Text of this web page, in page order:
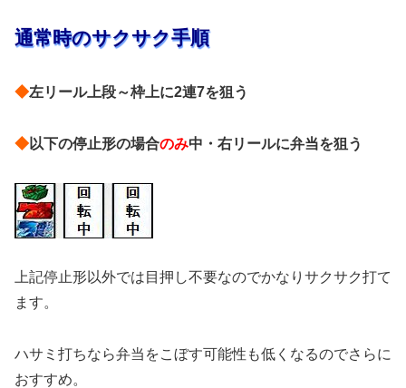
通常時のサクサク手順
◆左リール上段～枠上に2連7を狙う
◆以下の停止形の場合のみ中・右リールに弁当を狙う
上記停止形以外では目押し不要なのでかなりサクサク打て
ます。
ハサミ打ちなら弁当をこぼす可能性も低くなるのでさらに
おすすめ。